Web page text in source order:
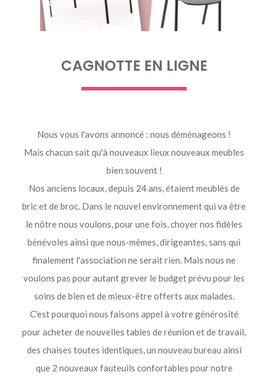
CAGNOTTE EN LIGNE
Nous vous l'avons annoncé : nous déménageons !
Mais chacun sait qu'à nouveaux lieux nouveaux meubles
bien souvent !
Nos anciens locaux, depuis 24 ans, étaient meublés de
bric et de broc. Dans le nouvel environnement qui va être
le nôtre nous voulons, pour une fois, choyer nos fidèles
bénévoles ainsi que nous-mêmes, dirigeantes, sans qui
finalement l'association ne serait rien. Mais nous ne
voulons pas pour autant grever le budget prévu pour les
soins de bien et de mieux-être offerts aux malades.
C'est pourquoi nous faisons appel à votre générosité
pour acheter de nouvelles tables de réunion et de travail,
des chaises toutes identiques, un nouveau bureau ainsi
que 2 nouveaux fauteuils confortables pour notre